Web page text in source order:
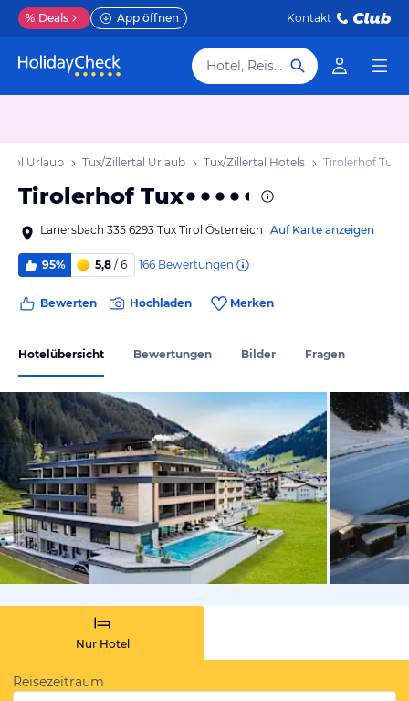
% Deals App öffnen Kontakt
Hotel, Reiseziel
Tirol Urlaub Tux/Zillertal Urlaub Tux/Zillertal Hotels Tirolerhof Tux
Tirolerhof Tux
Lanersbach 335 6293 Tux Tirol Österreich Auf Karte anzeigen
95% 5,8 / 6 166 Bewertungen
Bewerten Hochladen Merken
Hotelübersicht Bewertungen Bilder Fragen
vom
Nur Hotel
Reisezeitraum